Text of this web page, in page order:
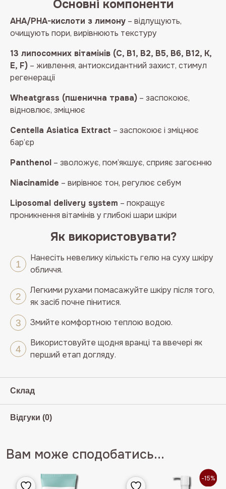
Основні компоненти
AHA/PHA-кислоти з лимону – відлущують,
очищують пори, вирівнюють текстуру
13 липосомних вітамінів (С, В1, В2, В5, В6, В12, К,
Е, F) – живлення, антиоксидантний захист, стимул
регенерації
Wheatgrass (пшенична трава) – заспокоює,
відновлює, зміцнює
Centella Asiatica Extract – заспокоює і зміцнює
бар’єр
Panthenol – зволожує, пом’якшує, сприяє загоєнню
Niacinamide – вирівнює тон, регулює себум
Liposomal delivery system – покращує
проникнення вітамінів у глибокі шари шкіри
Як використовувати?
Нанесіть невелику кількість гелю на суху шкіру
обличчя.
Легкими рухами помасажуйте шкіру після того,
як засіб почне пінитися.
Змийте комфортною теплою водою.
Використовуйте щодня вранці та ввечері як
перший етап догляду.
Склад
Відгуки (0)
Вам може сподобатись...
-15%